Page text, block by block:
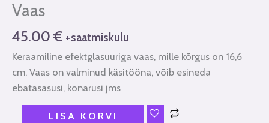
Vaas
45.00 € +saatmiskulu
Keraamiline efektglasuuriga vaas, mille kõrgus on 16,6
cm. Vaas on valminud käsitööna, võib esineda
ebatasasusi, konarusi jms
LISA KORVI